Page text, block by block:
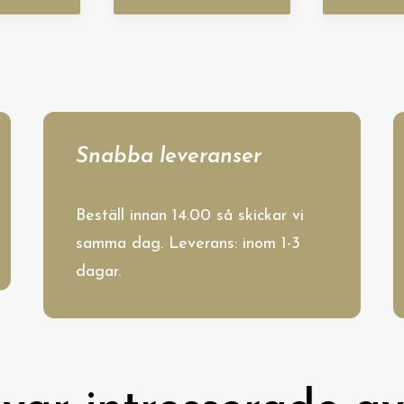
Snabba leveranser
Beställ innan 14.00 så skickar vi
samma dag. Leverans: inom 1-3
dagar.